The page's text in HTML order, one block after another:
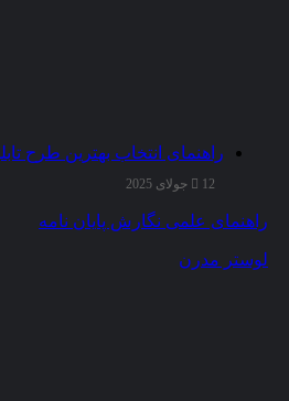
راهنمای انتخاب بهترین طرح
12 جولای 2025
راهنمای علمی نگارش پایان نامه
لوستر مدرن